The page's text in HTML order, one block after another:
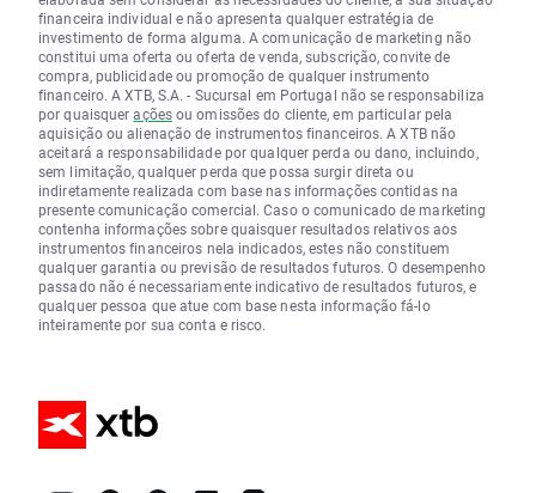
financeira individual e não apresenta qualquer estratégia de
investimento de forma alguma. A comunicação de marketing não
constitui uma oferta ou oferta de venda, subscrição, convite de
compra, publicidade ou promoção de qualquer instrumento
financeiro. A XTB, S.A. - Sucursal em Portugal não se responsabiliza
por quaisqueraçõesou omissões do cliente, em particular pela
aquisição ou alienação de instrumentos financeiros. A XTB não
aceitará a responsabilidade por qualquer perda ou dano, incluindo,
sem limitação, qualquer perda que possa surgir direta ou
indiretamente realizada com base nas informações contidas na
presente comunicação comercial. Caso o comunicado de marketing
contenha informações sobre quaisquer resultados relativos aos
instrumentos financeiros nela indicados, estes não constituem
qualquer garantia ou previsão de resultados futuros. O desempenho
passado não é necessariamente indicativo de resultados futuros, e
qualquer pessoa que atue com base nesta informação fá-lo
inteiramente por sua conta e risco.